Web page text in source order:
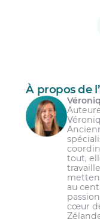
À propos de
tout,
au
cœur